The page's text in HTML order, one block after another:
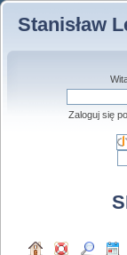
Stanisław
Zaloguj się